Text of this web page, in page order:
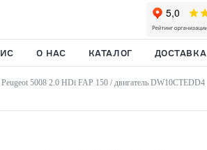
О НАС КАТАЛОГ ДОСТАВКА
5008 2.0 HDi FAP 150 / двигатель DW10CTEDD4